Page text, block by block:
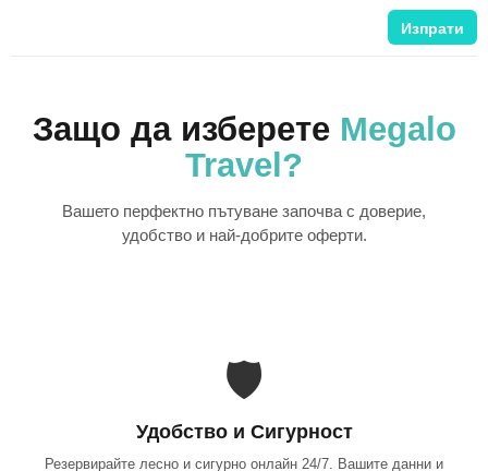
Изпрати
Защо да изберете Megalo
Travel?
Вашето перфектно пътуване започва с доверие,
удобство и най-добрите оферти.
🛡️
Удобство и Сигурност
Резервирайте лесно и сигурно онлайн 24/7. Вашите данни и